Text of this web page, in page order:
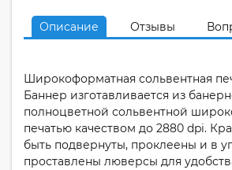
Описание Отзывы
Широкоформатная сольвентная
Баннер изготавливается из
полноцветной сольвентной
печатью качеством до 2880 dpi.
быть подвернуты, проклеены и в
проставлены люверсы для